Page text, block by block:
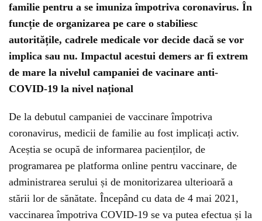
familie pentru a se imuniza împotriva coronavirus. În
funcție de organizarea pe care o stabiliesc
autoritățile, cadrele medicale vor decide dacă se vor
implica sau nu. Impactul acestui demers ar fi extrem
de mare la nivelul campaniei de vacinare anti-
COVID-19 la nivel național
De la debutul campaniei de vaccinare împotriva
coronavirus, medicii de familie au fost implicați activ.
Aceștia se ocupă de informarea pacienților, de
programarea pe platforma online pentru vaccinare, de
administrarea serului și de monitorizarea ulterioară a
stării lor de sănătate. Începând cu data de 4 mai 2021,
vaccinarea împotriva COVID-19 se va putea efectua și la